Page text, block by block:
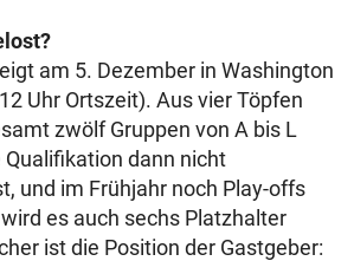
am 5. Dezember in Washington
Uhr Ortszeit). Aus vier Töpfen
zwölf Gruppen von A bis L
dann nicht
und im Frühjahr noch Play-offs
es auch sechs Platzhalter
ist die Position der Gastgeber: